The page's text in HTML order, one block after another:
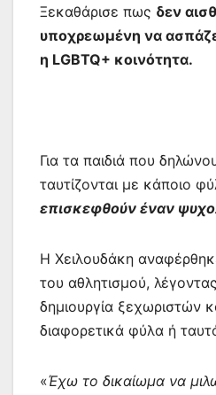
Ξεκαθάρισε πως δεν
υποχρεωμένη να
η LGBTQ+ κοινότητα.
Για τα παιδιά που
ταυτίζονται με κάποιο
επισκεφθούν έναν
Η Χειλουδάκη
του αθλητισμού,
δημιουργία ξεχωριστών
διαφορετικά φύλα ή
«Έχω το δικαίωμα να